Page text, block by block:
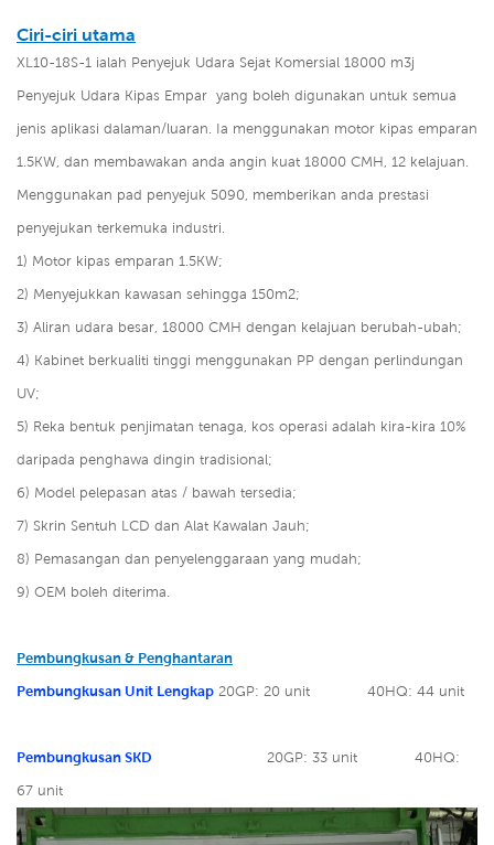
Ciri-ciri utama
XL10-18S-1 ialah Penyejuk Udara Sejat Komersial 18000 m3j
Penyejuk Udara Kipas Empar yang boleh digunakan untuk semua
jenis aplikasi dalaman/luaran. Ia menggunakan motor kipas emparan
1.5KW, dan membawakan anda angin kuat 18000 CMH, 12 kelajuan.
Menggunakan pad penyejuk 5090, memberikan anda prestasi
penyejukan terkemuka industri.
1) Motor kipas emparan 1.5KW;
2) Menyejukkan kawasan sehingga 150m2;
3) Aliran udara besar, 18000 CMH dengan kelajuan berubah-ubah;
4) Kabinet berkualiti tinggi menggunakan PP dengan perlindungan
UV;
5) Reka bentuk penjimatan tenaga, kos operasi adalah kira-kira 10%
daripada penghawa dingin tradisional;
6) Model pelepasan atas / bawah tersedia;
7) Skrin Sentuh LCD dan Alat Kawalan Jauh;
8) Pemasangan dan penyelenggaraan yang mudah;
9) OEM boleh diterima.
Pembungkusan & Penghantaran
Pembungkusan Unit Lengkap 20GP: 20 unit 40HQ: 44 unit
Pembungkusan SKD 20GP: 33 unit 40HQ:
67 unit